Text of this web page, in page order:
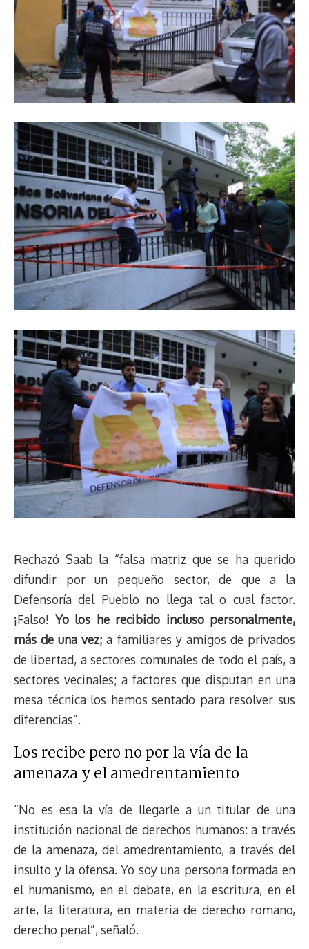
Rechazó Saab la “falsa matriz que se ha querido
difundir por un pequeño sector, de que a la
Defensoría del Pueblo no llega tal o cual factor.
¡Falso! Yo los he recibido incluso personalmente,
más de una vez; a familiares y amigos de privados
de libertad, a sectores comunales de todo el país, a
sectores vecinales; a factores que disputan en una
mesa técnica los hemos sentado para resolver sus
diferencias”.
Los recibe pero no por la vía de la
amenaza y el amedrentamiento
“No es esa la vía de llegarle a un titular de una
institución nacional de derechos humanos: a través
de la amenaza, del amedrentamiento, a través del
insulto y la ofensa. Yo soy una persona formada en
el humanismo, en el debate, en la escritura, en el
arte, la literatura, en materia de derecho romano,
derecho penal”, señaló.